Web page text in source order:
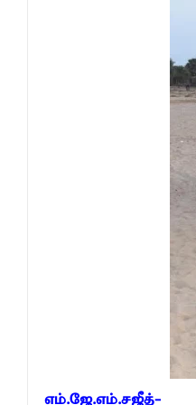
எம்.ஜே.எம்.சஜீத்-